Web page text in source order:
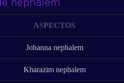
ASPECTOS
Johanna nephalem
Kharazim nephalem